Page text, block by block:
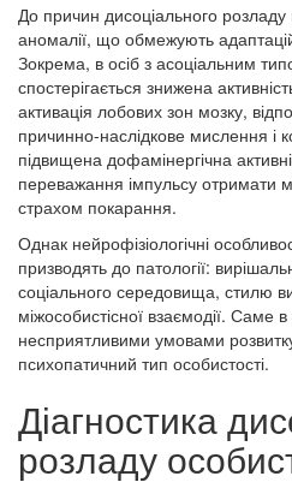
До причин дисоціального розладу
аномалії, що обмежують
Зокрема, в осіб з асоціальним
спостерігається знижена
активація лобових зон мозку,
причинно-наслідкове мислення і
підвищена дофамінергічна
переважання імпульсу отримати
страхом покарання.
Однак нейрофізіологічні
призводять до патології:
соціального середовища, стилю
міжособистісної взаємодії. Саме в
несприятливими умовами
психопатичний тип особистості.
Діагностика
розладу